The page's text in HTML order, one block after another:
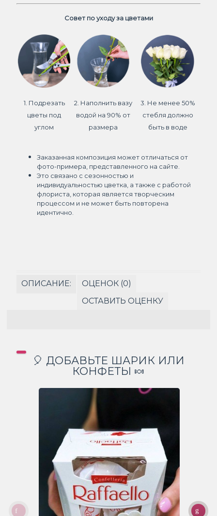
Совет по уходу за цветами
1. Подрезать
цветы под
углом
2. Наполнить вазу
водой на 90% от
размера
3. Не менее 50%
стебля должно
быть в воде
Заказанная композиция может отличаться от
фото-примера, представленного на сайте.
Это связано с сезонностью и
индивидуальностью цветка, а также с работой
флориста, которая является творческим
процессом и не может быть повторена
идентично.
ОПИСАНИЕ:
ОЦЕНОК (0)
ОСТАВИТЬ ОЦЕНКУ
🎈 ДОБАВЬТЕ ШАРИК ИЛИ
КОНФЕТЫ 🍬